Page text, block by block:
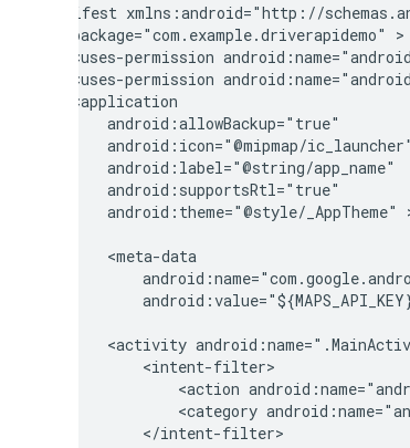
<manifest xmlns:android="http://
        package="com.example.driverapidemo" >
<uses-permission
<uses-permission
        <application
            android:allowBackup="true"
            android:icon="@mipmap/ic_launcher"
            android:label="@string/app_name"
            android:supportsRtl="true"
android:theme="@style/_AppTheme"
            <meta-data
<activity
                <intent-filter>
<action
<category
                </intent-filter>